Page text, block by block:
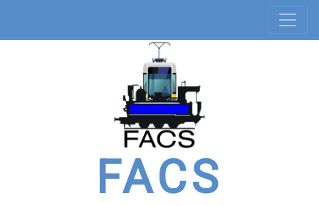
contenu
FACS
principale